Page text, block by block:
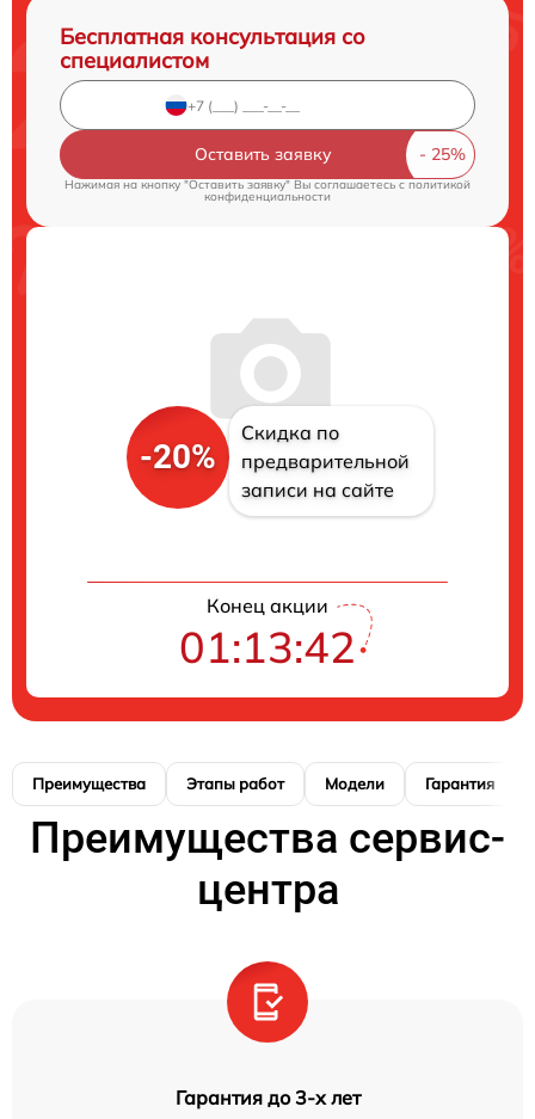
Бесплатная консультация со
специалистом
Оставить заявку
Нажимая на кнопку "Оставить заявку" Вы соглашаетесь cполитикой
конфиденциальности
-20%
Скидка по
предварительной
записи на сайте
Конец акции
01:13:41
Преимущества Этапы работ Модели Гарантия
Преимущества сервис-
центра
Гарантия до 3-х лет